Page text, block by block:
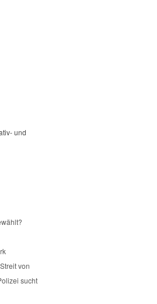
und
von
sucht